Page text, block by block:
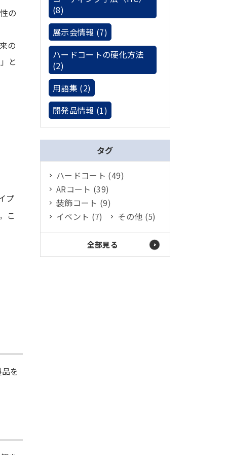
の
の
と
プ
こ
を
(8)
展示会情報 (7)
ハードコートの硬化方法
(2)
用語集 (2)
開発品情報 (1)
タグ
ハードコート (49)
ARコート (39)
装飾コート (9)
イベント (7)
その他 (5)
全部見る